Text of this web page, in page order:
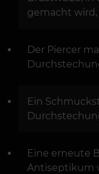
gemacht
Der Piercer
Ein
Eine erneute
Antiseptikum